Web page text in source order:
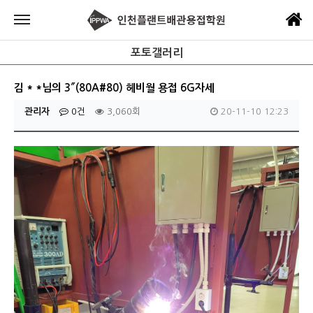
포토갤러리
김 * *님의 3″(80A#80) 헤비월 용접 6G자세
관리자 0건 3,060회 20-11-10 12:23